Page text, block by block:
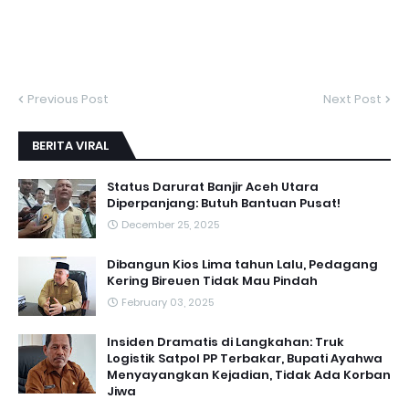
Previous Post Next Post
BERITA VIRAL
Status Darurat Banjir Aceh Utara
Diperpanjang: Butuh Bantuan Pusat!
December 25, 2025
Dibangun Kios Lima tahun Lalu, Pedagang
Kering Bireuen Tidak Mau Pindah
February 03, 2025
Insiden Dramatis di Langkahan: Truk
Logistik Satpol PP Terbakar, Bupati Ayahwa
Menyayangkan Kejadian, Tidak Ada Korban
Jiwa